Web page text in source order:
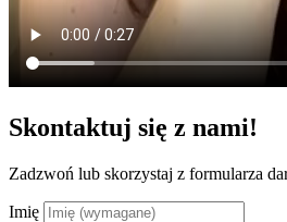
Skontaktuj się z nami!
Zadzwoń lub skorzystaj z formularza
Imię